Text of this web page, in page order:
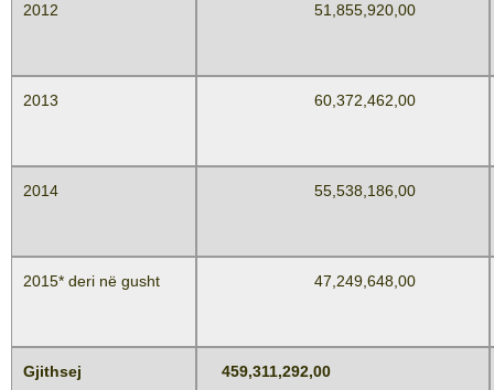
2012 51,855,920,00
2013 60,372,462,00
2014 55,538,186,00
2015* deri në gusht 47,249,648,00
Gjithsej 459,311,292,00